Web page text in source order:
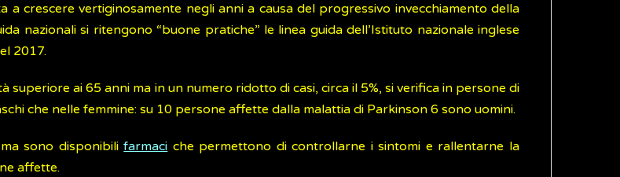
crescere vertiginosamente negli anni a causa del progressivo invecchiamento della
nazionali si ritengono “buone pratiche” le linea guida dell’Istituto nazionale inglese
2017.
ai 65 anni ma in un numero ridotto di casi, circa il 5%, si verifica in persone di
che nelle femmine: su 10 persone affette dalla malattia di Parkinson 6 sono uomini.
sono disponibilifarmaci che permettono di controllarne i sintomi e rallentarne la
affette.